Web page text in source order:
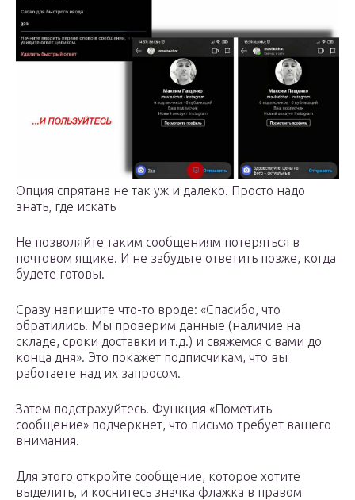
Опция спрятана не так уж и далеко. Просто надо
знать, где искать
Не позволяйте таким сообщениям потеряться в
почтовом ящике. И не забудьте ответить позже, когда
будете готовы.
Сразу напишите что-то вроде: «Спасибо, что
обратились! Мы проверим данные (наличие на
складе, сроки доставки и т.д.) и свяжемся с вами до
конца дня». Это покажет подписчикам, что вы
работаете над их запросом.
Затем подстрахуйтесь. Функция «Пометить
сообщение» подчеркнет, что письмо требует вашего
внимания.
Для этого откройте сообщение, которое хотите
выделить, и коснитесь значка флажка в правом